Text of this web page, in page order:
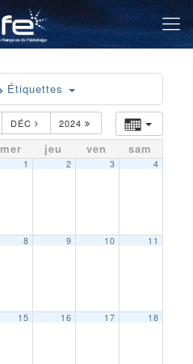
Étiquettes
DÉC 2024
mer jeu ven sam
1 2 3 4
8 9 10 11
15 16 17 18